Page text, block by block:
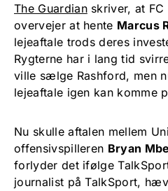
The Guardianskriver, at FC
overvejer at hente Marcus
lejeaftale trods deres
Rygterne har i lang tid
ville sælge Rashford, men
lejeaftale igen kan komme
Nu skulle aftalen mellem
offensivspilleren Bryan
forlyder det ifølge
journalist på TalkSport,